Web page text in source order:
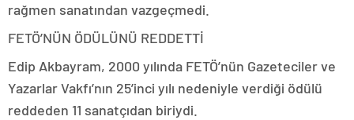
rağmen sanatından vazgeçmedi.
FETÖ’NÜN ÖDÜLÜNÜ REDDETTİ
Edip Akbayram, 2000 yılında FETÖ’nün Gazeteciler ve
Yazarlar Vakfı’nın 25’inci yılı nedeniyle verdiği ödülü
reddeden 11 sanatçıdan biriydi.